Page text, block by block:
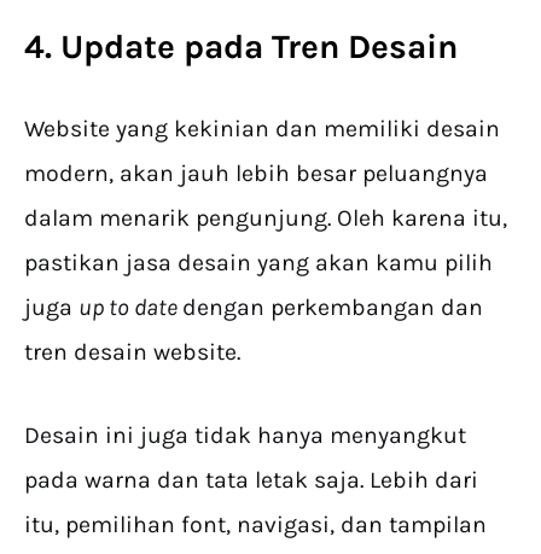
4. Update pada Tren Desain
Website yang kekinian dan memiliki desain
modern, akan jauh lebih besar peluangnya
dalam menarik pengunjung. Oleh karena itu,
pastikan jasa desain yang akan kamu pilih
juga up to date dengan perkembangan dan
tren desain website.
Desain ini juga tidak hanya menyangkut
pada warna dan tata letak saja. Lebih dari
itu, pemilihan font, navigasi, dan tampilan